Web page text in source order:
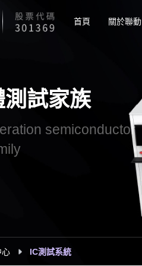
首頁 關於聯動
測試家族
semiconductor
心 IC測試系統